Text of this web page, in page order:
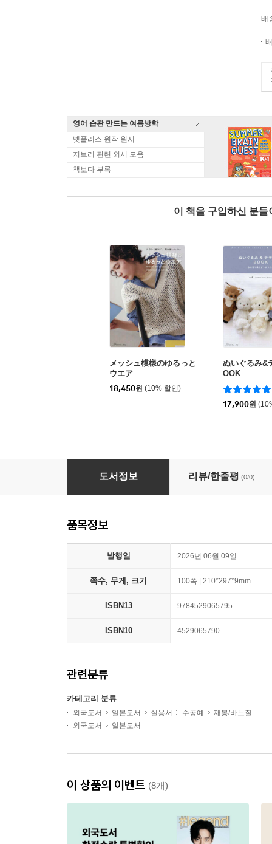
배
영어 습관 만드는 여름방학
넷플리스 원작 원서
지브리 관련 외서 모음
책보다 부록
이 책을 구입하신 분
メッシュ模樣のゆるっと
ウエア
18,450원 (10% 할인)
ぬいぐるみ&
OOK
17,900원
CRA-SEW vol.17
도서정보 리뷰/한줄평 (0/0)
품목정보
발행일 2026년 06월 09일
쪽수, 무게, 크기 100쪽 | 210*297*9mm
ISBN13 9784529065795
ISBN10 4529065790
관련분류
카테고리 분류
외국도서 일본도서 실용서 수공예
재봉/바느질
외국도서
일본도서
이 상품의 이벤트 (8개)